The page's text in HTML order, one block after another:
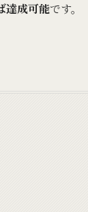
達成可能です。